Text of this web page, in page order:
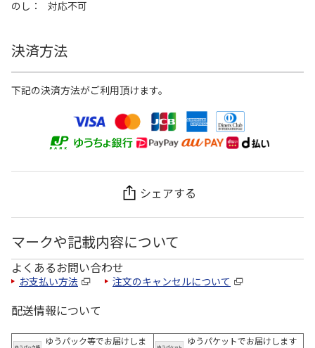
のし
対応不可
決済方法
下記の決済方法がご利用頂けます。
シェアする
マークや記載内容について
よくあるお問い合わせ
お支払い方法 注文のキャンセルについて
配送情報について
ゆうパック等でお届けしま
ゆうパケットでお届けします